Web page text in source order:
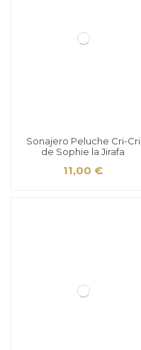
Sonajero Peluche Cri-Cri
de Sophie la Jirafa
11,00 €